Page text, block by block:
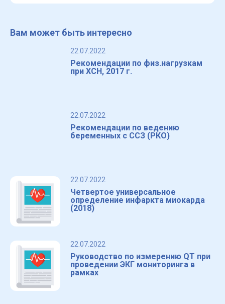
Вам может быть интересно
22.07.2022
Рекомендации по физ.нагрузкам
при ХСН, 2017 г.
22.07.2022
Рекомендации по ведению
беременных с ССЗ (РКО)
22.07.2022
Четвертое универсальное
определение инфаркта миокарда
(2018)
22.07.2022
Руководство по измерению QT при
проведении ЭКГ мониторинга в
рамках